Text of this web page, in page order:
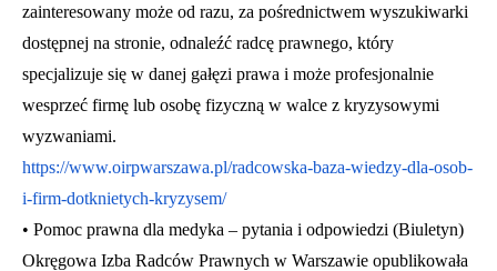
zainteresowany może od razu, za pośrednictwem wyszukiwarki
dostępnej na stronie, odnaleźć radcę prawnego, który
specjalizuje się w danej gałęzi prawa i może profesjonalnie
wesprzeć firmę lub osobę fizyczną w walce z kryzysowymi
wyzwaniami.
https://www.oirpwarszawa.pl/radcowska-baza-wiedzy-dla-osob-
i-firm-dotknietych-kryzysem/
• Pomoc prawna dla medyka – pytania i odpowiedzi (Biuletyn)
Okręgowa Izba Radców Prawnych w Warszawie opublikowała